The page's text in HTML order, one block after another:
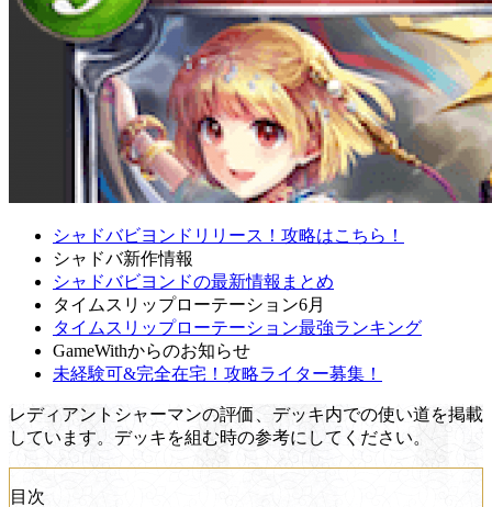
シャドバビヨンドリリース！攻略はこちら！
シャドバ新作情報
シャドバビヨンドの最新情報まとめ
タイムスリップローテーション6月
タイムスリップローテーション最強ランキング
GameWithからのお知らせ
未経験可&完全在宅！攻略ライター募集！
レディアントシャーマンの評価、デッキ内での使い道を掲載
しています。デッキを組む時の参考にしてください。
目次